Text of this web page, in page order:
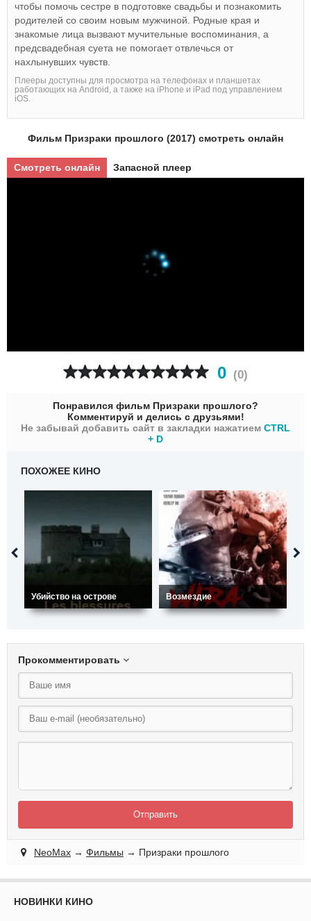
чтобы помочь сестре в подготовке свадьбы и познакомить
родителей со своим новым мужчиной. Родные края и
знакомые лица вызвают мучительные воспоминания, а
предсвадебная суета не помогает отвлечься от
нахлынувших чувств.
Плееры доступны для просмотра на телефонах и планшетах
работающих на Android, а также на iPhone и iPad под управлением
iOS.
Фильм Призраки прошлого (2017) смотреть онлайн
Смотреть онлайн Запасной плеер
0 (0)
Понравился фильм Призраки прошлого?
Комментируй и делись с друзьями!
Не забывай добавить сайт в закладки нажатием CTRL
+ D
ПОХОЖЕЕ КИНО
Убийство на острове Возмездие
Прокомментировать
Отправить
NeoMax → Фильмы → Призраки прошлого
НОВИНКИ КИНО